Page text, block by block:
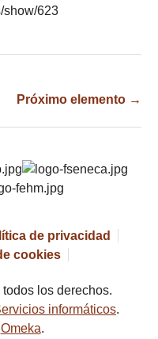
show/623
Próximo elemento →
de privacidad
cookies
los derechos.
informáticos.
Omeka.